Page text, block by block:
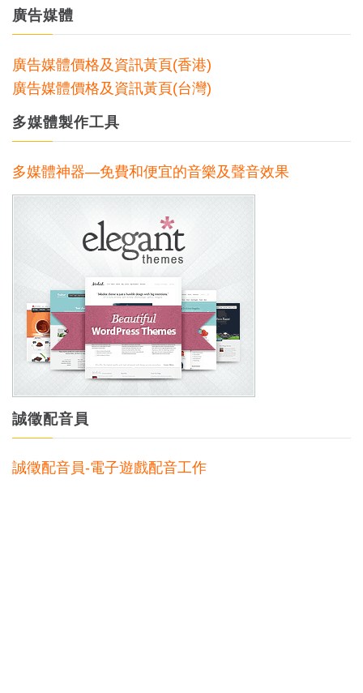
廣告媒體
廣告媒體價格及資訊黃頁(香港)
廣告媒體價格及資訊黃頁(台灣)
多媒體製作工具
多媒體神器—免費和便宜的音樂及聲音效果
誠徵配音員
誠徵配音員-電子遊戲配音工作